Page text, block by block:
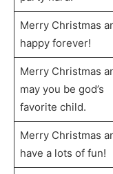
Merry Christmas
happy forever!
Merry Christmas
may you be god’s
favorite child.
Merry Christmas
have a lots of fun!